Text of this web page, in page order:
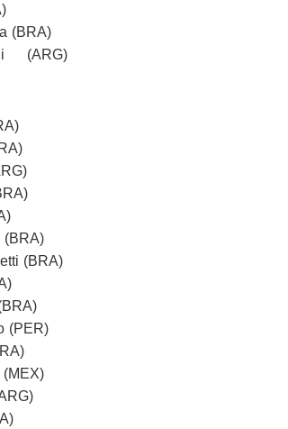
(BRA)
(ARG)
(BRA)
(BRA)
(PER)